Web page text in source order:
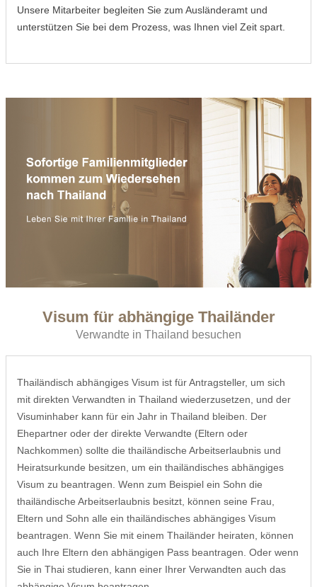
Unsere Mitarbeiter begleiten Sie zum Ausländeramt und
unterstützen Sie bei dem Prozess, was Ihnen viel Zeit spart.
Visum für abhängige Thailänder
Verwandte in Thailand besuchen
Thailändisch abhängiges Visum ist für Antragsteller, um sich
mit direkten Verwandten in Thailand wiederzusetzen, und der
Visuminhaber kann für ein Jahr in Thailand bleiben. Der
Ehepartner oder der direkte Verwandte (Eltern oder
Nachkommen) sollte die thailändische Arbeitserlaubnis und
Heiratsurkunde besitzen, um ein thailändisches abhängiges
Visum zu beantragen. Wenn zum Beispiel ein Sohn die
thailändische Arbeitserlaubnis besitzt, können seine Frau,
Eltern und Sohn alle ein thailändisches abhängiges Visum
beantragen. Wenn Sie mit einem Thailänder heiraten, können
auch Ihre Eltern den abhängigen Pass beantragen. Oder wenn
Sie in Thai studieren, kann einer Ihrer Verwandten auch das